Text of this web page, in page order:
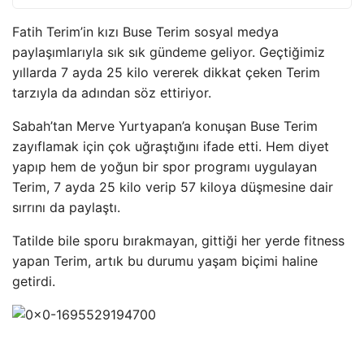
Fatih Terim’in kızı Buse Terim sosyal medya
paylaşımlarıyla sık sık gündeme geliyor. Geçtiğimiz
yıllarda 7 ayda 25 kilo vererek dikkat çeken Terim
tarzıyla da adından söz ettiriyor.
Sabah’tan Merve Yurtyapan’a konuşan Buse Terim
zayıflamak için çok uğraştığını ifade etti. Hem diyet
yapıp hem de yoğun bir spor programı uygulayan
Terim, 7 ayda 25 kilo verip 57 kiloya düşmesine dair
sırrını da paylaştı.
Tatilde bile sporu bırakmayan, gittiği her yerde fitness
yapan Terim, artık bu durumu yaşam biçimi haline
getirdi.